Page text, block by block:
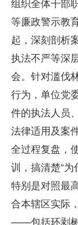
等廉政警示教
起，深刻剖析
执法不严等深
会。针对滥伐
行为，单位党
件的执法人员
法律适用及案
全过程复盘，
训，搞清楚“为
特别是对照最
合本辖区实际
——包括环剥树